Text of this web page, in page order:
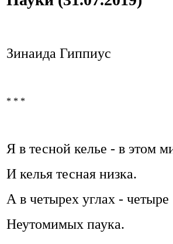
Зинаида Гиппиус
* * *
Я в тесной келье - в этом
И келья тесная низка.
А в четырех углах - четыре
Неутомимых паука.